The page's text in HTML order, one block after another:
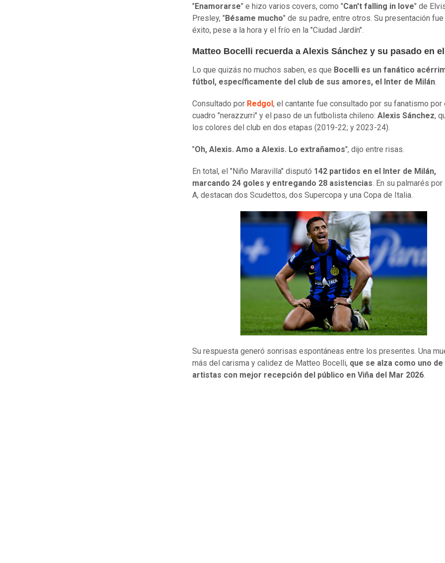
" Enamorarse" e hizo varios covers, como "Can't falling in love" de
Presley, " Bésame mucho" de su padre, entre otros. Su presentación
éxito, pese a la hora y el frío en la "Ciudad Jardín".
Matteo Bocelli recuerda a Alexis Sánchez y su pasado en
Lo que quizás no muchos saben, es que Bocelli es un fanático
fútbol, específicamente del club de sus amores, el Inter de Milán.
Consultado por Redgol , el cantante fue consultado por su fanatismo por
cuadro "nerazzurri" y el paso de un futbolista chileno: Alexis Sánchez,
los colores del club en dos etapas (2019-22; y 2023-24).
"Oh, Alexis. Amo a Alexis. Lo extrañamos", dijo entre risas.
En total, el "Niño Maravilla" disputó 142 partidos en el Inter de Milán,
marcando 24 goles y entregando 28 asistencias. En su palmarés por
A, destacan dos Scudettos, dos Supercopa y una Copa de Italia.
Su respuesta generó sonrisas espontáneas entre los presentes. Una
más del carisma y calidez de Matteo Bocelli, que se alza como uno
artistas con mejor recepción del público en Viña del Mar 2026.